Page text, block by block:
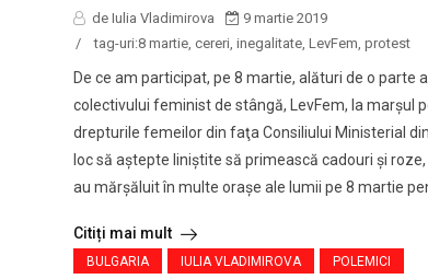
de Iulia Vladimirova
9 martie 2019
/
tag-uri:8 martie cereri inegalitate LevFem protest
De ce am participat, pe 8 martie, alături de o parte a
colectivului feminist de stângă, LevFem, la marşul
drepturile femeilor din faţa Consiliului Ministerial
loc să aştepte liniştite să primească cadouri şi
au mărșăluit în multe oraşe ale lumii pe 8 martie
Citiți mai mult
BULGARIA IULIA VLADIMIROVA POLEMICI